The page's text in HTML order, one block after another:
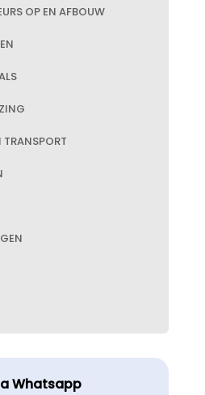
OP EN AFBOUW
TRANSPORT
Whatsapp